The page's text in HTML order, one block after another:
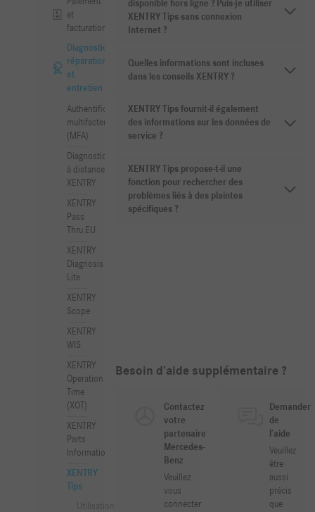
et
facturation
Diagnostic,
réparation
et
entretien
Authentification
multifacteur
(MFA)
Diagnostic
à distance
XENTRY
XENTRY
Pass
Thru EU
XENTRY
Diagnosis
Lite
XENTRY
Scope
XENTRY
WIS
XENTRY
Operation
Time
(XOT)
XENTRY
Parts
Information
XENTRY
Tips
Utilisation
disponible hors ligne ? Puis-je utiliser
XENTRY Tips sans connexion
Internet ?
Quelles informations sont incluses
dans les conseils XENTRY ?
XENTRY Tips fournit-il également
des informations sur les données de
service ?
XENTRY Tips propose-t-il une
fonction pour rechercher des
problèmes liés à des plaintes
spécifiques ?
Besoin d’aide supplémentaire ?
Contactez
votre
partenaire
Mercedes-
Benz
Veuillez
vous
connecter
Demander
de
l’aide
Veuillez
être
aussi
précis
que